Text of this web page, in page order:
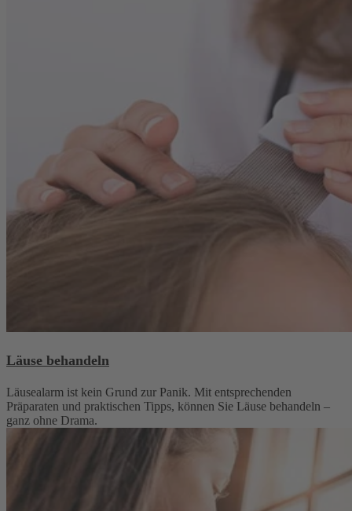
Läuse behandeln
Läusealarm ist kein Grund zur Panik. Mit entsprechenden
Präparaten und praktischen Tipps, können Sie Läuse behandeln –
ganz ohne Drama.